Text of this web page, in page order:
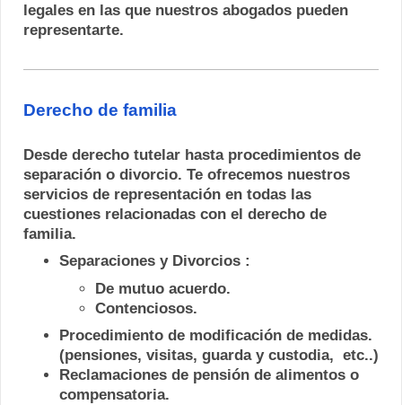
legales en las que nuestros abogados pueden
representarte.
Derecho de familia
Desde derecho tutelar hasta procedimientos de
separación o divorcio. Te ofrecemos nuestros
servicios de representación en todas las
cuestiones relacionadas con el derecho de
familia.
Separaciones y Divorcios :
De mutuo acuerdo.
Contenciosos.
Procedimiento de modificación de medidas.
(pensiones, visitas, guarda y custodia, etc..)
Reclamaciones de pensión de alimentos o
compensatoria.